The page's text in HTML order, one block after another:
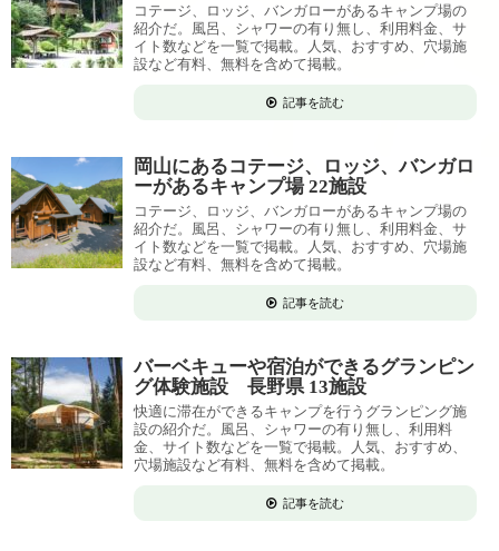
コテージ、ロッジ、バンガローがあるキャンプ場の
紹介だ。風呂、シャワーの有り無し、利用料金、サ
イト数などを一覧で掲載。人気、おすすめ、穴場施
設など有料、無料を含めて掲載。
記事を読む
岡山にあるコテージ、ロッジ、バンガロ
ーがあるキャンプ場 22施設
コテージ、ロッジ、バンガローがあるキャンプ場の
紹介だ。風呂、シャワーの有り無し、利用料金、サ
イト数などを一覧で掲載。人気、おすすめ、穴場施
設など有料、無料を含めて掲載。
記事を読む
バーベキューや宿泊ができるグランピン
グ体験施設 長野県 13施設
快適に滞在ができるキャンプを行うグランピング施
設の紹介だ。風呂、シャワーの有り無し、利用料
金、サイト数などを一覧で掲載。人気、おすすめ、
穴場施設など有料、無料を含めて掲載。
記事を読む